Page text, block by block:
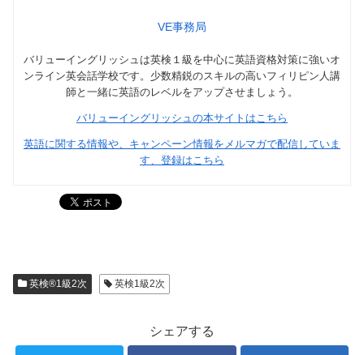
VE事務局
バリューイングリッシュは英検１級を中心に英語資格対策に強いオ
ンライン英会話学校です。少数精鋭のスキルの高いフィリピン人講
師と一緒に英語のレベルをアップさせましょう。
バリューイングリッシュの本サイトはこちら
英語に関する情報や、キャンペーン情報をメルマガで配信していま
す、登録はこちら
英検®1級2次 英検1級2次
シェアする